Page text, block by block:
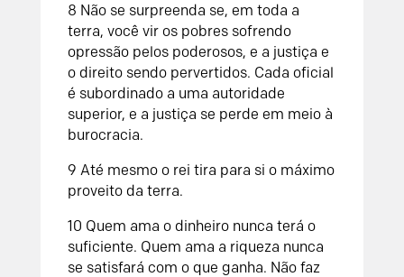
8 Não se surpreenda se, em toda a
terra, você vir os pobres sofrendo
opressão pelos poderosos, e a justiça e
o direito sendo pervertidos. Cada oficial
é subordinado a uma autoridade
superior, e a justiça se perde em meio à
burocracia.
9 Até mesmo o rei tira para si o máximo
proveito da terra.
10 Quem ama o dinheiro nunca terá o
suficiente. Quem ama a riqueza nunca
se satisfará com o que ganha. Não faz